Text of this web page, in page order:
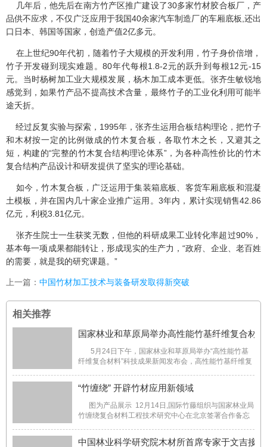
几年后，他先后在南方竹产区推广建设了30多家竹材胶合板厂，产
品供不应求，不仅广泛应用于我国40余家汽车制造厂的车厢底板,还出
口日本、韩国等国家，创造产值2亿多元。
在上世纪90年代初，随着竹子大规模的开发利用，竹子身价倍增，
竹子开发碰到现实难题。80年代每根1.8-2元的跃升到每根12元-15
元。当时杨树加工业大规模发展，杨木加工成本更低。张齐生敏锐地
感觉到，如果竹产品不提高技术含量，最终竹子的工业化利用可能半
途夭折。
经过反复实验与探索，1995年，张齐生运用合板结构理论，把竹子
和木材按一定的比例做成的竹木复合板，各取竹木之长，又避其之
短，构建的“完整的竹木复合结构理论体系”，为各种高性价比的竹木
复合结构产品设计和研发提供了坚实的理论基础。
如今，竹木复合板，广泛运用于集装箱底板、客货车厢底板和混凝
土模板，并在国内几十家企业推广运用。3年内，累计实现销售42.86
亿元，利税3.81亿元。
张齐生院士一生获奖无数，但他的科研成果工业转化率超过90%，
基本每一项成果都能转让，形成现实的生产力，“政府、企业、老百姓
的需要，就是我的研究课题。”
上一篇： 中国竹材加工技术与装备研发取得新突破
相关推荐
国家林业和草原局举办高性能竹基纤维复合材
5月24日下午，国家林业和草原局举办“高性能竹基
纤维复合材料”科技成果新闻发布会，高性能竹基纤维复
候性、高强度、强耐腐和较好的防霉性。国家林业和草
原局科技司郝育军司长出席了会议，并介 ...
“竹缠绕” 开辟竹材应用新领域
图为产品展示 12月14日,国际竹藤组织与国家林业局
竹缠绕复合材料工程技术研究中心在北京签署合作备忘
同开展与竹子特别是竹缠绕复合材料有关的开发、示
中国林业科学研究院木材所首席专家于文吉接